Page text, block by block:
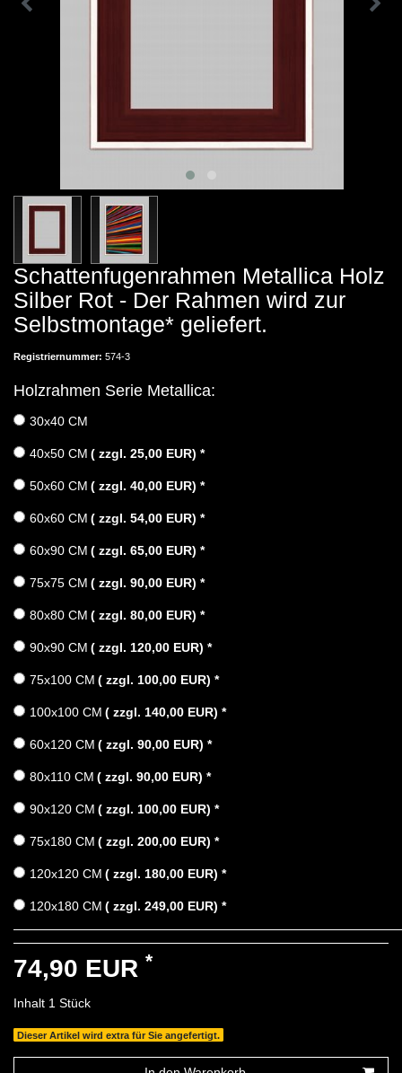
Schattenfugenrahmen Metallica Holz
Silber Rot - Der Rahmen wird zur
Selbstmontage* geliefert.
Registriernummer: 574-3
Holzrahmen Serie Metallica:
30x40 CM
40x50 CM ( zzgl. 25,00 EUR) *
50x60 CM ( zzgl. 40,00 EUR) *
60x60 CM ( zzgl. 54,00 EUR) *
60x90 CM ( zzgl. 65,00 EUR) *
75x75 CM ( zzgl. 90,00 EUR) *
80x80 CM ( zzgl. 80,00 EUR) *
90x90 CM ( zzgl. 120,00 EUR) *
75x100 CM ( zzgl. 100,00 EUR) *
100x100 CM ( zzgl. 140,00 EUR) *
60x120 CM ( zzgl. 90,00 EUR) *
80x110 CM ( zzgl. 90,00 EUR) *
90x120 CM ( zzgl. 100,00 EUR) *
75x180 CM ( zzgl. 200,00 EUR) *
120x120 CM ( zzgl. 180,00 EUR) *
120x180 CM ( zzgl. 249,00 EUR) *
74,90 EUR *
Inhalt 1 Stück
Dieser Artikel wird extra für Sie angefertigt.